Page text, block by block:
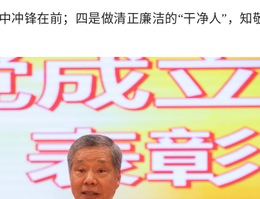
冲锋在前；四是做清正廉洁的“干净人”，知